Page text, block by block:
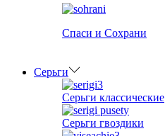
Спаси и Сохрани
Серьги
Серьги классические
Серьги гвоздики